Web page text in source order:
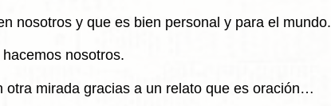
nosotros y que es bien personal y para el mundo.
nosotros.
mirada gracias a un relato que es oración…